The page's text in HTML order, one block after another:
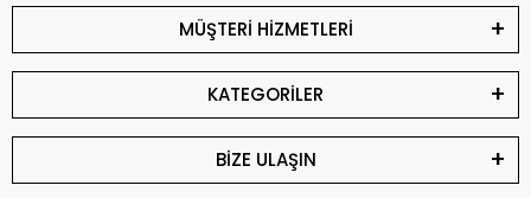
MÜŞTERİ HİZMETLERİ
KATEGORİLER
BİZE ULAŞIN